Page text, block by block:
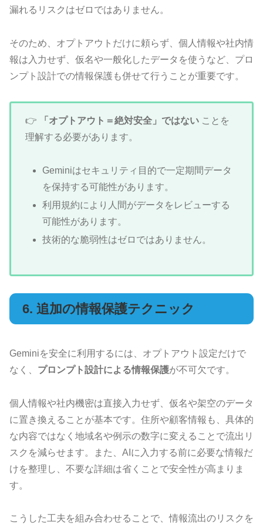
漏れるリスクはゼロではありません。
そのため、オプトアウトだけに頼らず、個人情報や社内情
報は入力せず、仮名や一般化したデータを使うなど、プロ
ンプト設計での情報保護も併せて行うことが重要です。
👉 「オプトアウト＝絶対安全」ではない ことを
理解する必要があります。
Geminiはセキュリティ目的で一定期間データ
を保持する可能性があります。
利用規約により人間がデータをレビューする
可能性があります。
技術的な脆弱性はゼロではありません。
6. 追加の情報保護テクニック
Geminiを安全に利用するには、オプトアウト設定だけで
なく、 プロンプト設計による情報保護が不可欠です。
個人情報や社内機密は直接入力せず、仮名や架空のデータ
に置き換えることが基本です。住所や顧客情報も、具体的
な内容ではなく地域名や例示の数字に変えることで流出リ
スクを減らせます。また、AIに入力する前に必要な情報だ
けを整理し、不要な詳細は省くことで安全性が高まりま
す。
こうした工夫を組み合わせることで、情報流出のリスクを